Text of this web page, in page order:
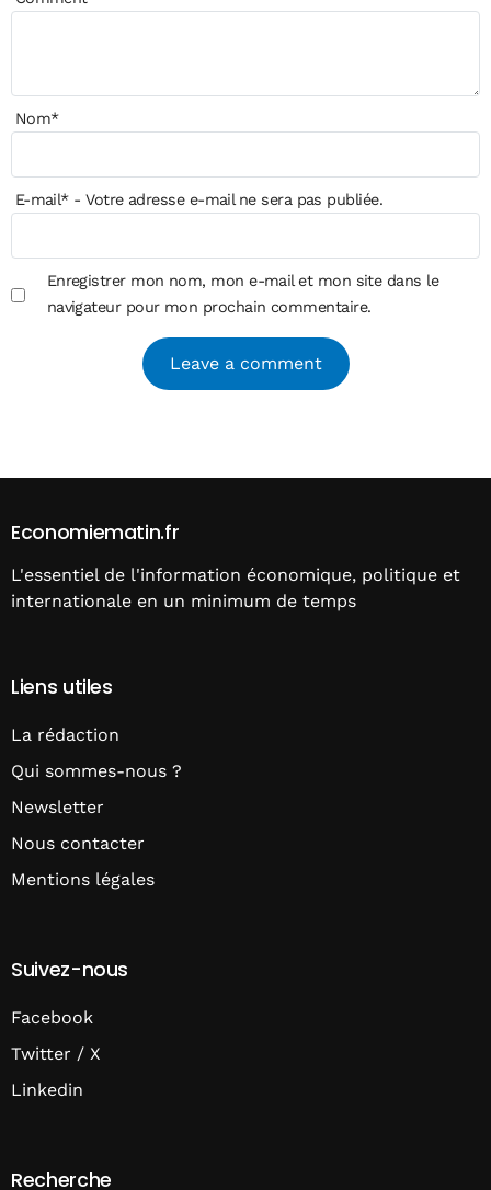
Nom*
E-mail*- Votre adresse e-mail ne sera pas publiée.
Enregistrer mon nom, mon e-mail et mon site dans le
navigateur pour mon prochain commentaire.
Economiematin.fr
L'essentiel de l'information économique, politique et
internationale en un minimum de temps
Liens utiles
La rédaction
Qui sommes-nous ?
Newsletter
Nous contacter
Mentions légales
Suivez-nous
Facebook
Twitter / X
Linkedin
Recherche